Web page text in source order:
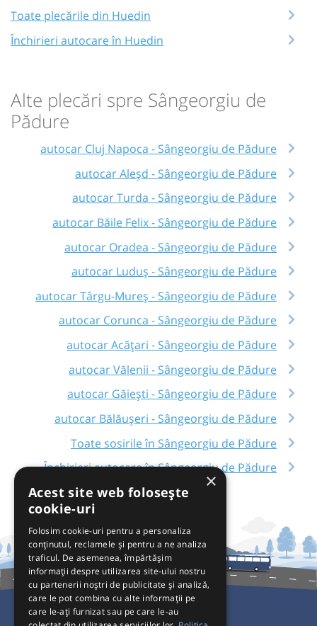
Toate plecările din Huedin
Închirieri autocare în Huedin
Alte plecări spre Sângeorgiu de
Pădure
autocar Cluj Napoca - Sângeorgiu de Pădure
autocar Aleșd - Sângeorgiu de Pădure
autocar Turda - Sângeorgiu de Pădure
autocar Băile Felix - Sângeorgiu de Pădure
autocar Oradea - Sângeorgiu de Pădure
autocar Luduș - Sângeorgiu de Pădure
autocar Târgu-Mureș - Sângeorgiu de Pădure
autocar Corunca - Sângeorgiu de Pădure
autocar Acățari - Sângeorgiu de Pădure
autocar Vălenii - Sângeorgiu de Pădure
autocar Găieşti - Sângeorgiu de Pădure
autocar Bălăușeri - Sângeorgiu de Pădure
Toate sosirile în Sângeorgiu de Pădure
Închirieri autocare în Sângeorgiu de Pădure
×
Acest site web folosește
cookie-uri
Folosim cookie-uri pentru a personaliza
conținutul, reclamele și pentru a ne analiza
traficul. De asemenea, împărtășim
informații despre utilizarea site-ului nostru
cu partenerii noștri de publicitate și analiză,
care le pot combina cu alte informații pe
care le-ați furnizat sau pe care le-au